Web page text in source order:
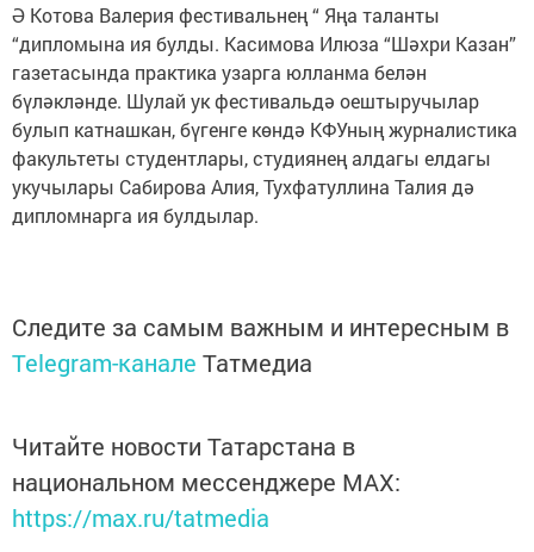
Ә Котова Валерия фестивальнең “ Яңа таланты
“дипломына ия булды. Касимова Илюза “Шәхри Казан”
газетасында практика узарга юлланма белән
бүләкләнде. Шулай ук фестивальдә оештыручылар
булып катнашкан, бүгенге көндә КФУның журналистика
факультеты студентлары, студиянең алдагы елдагы
укучылары Сабирова Алия, Тухфатуллина Талия дә
дипломнарга ия булдылар.
Следите за самым важным и интересным в
Telegram-канале Татмедиа
Читайте новости Татарстана в
национальном мессенджере MАХ:
https://max.ru/tatmedia